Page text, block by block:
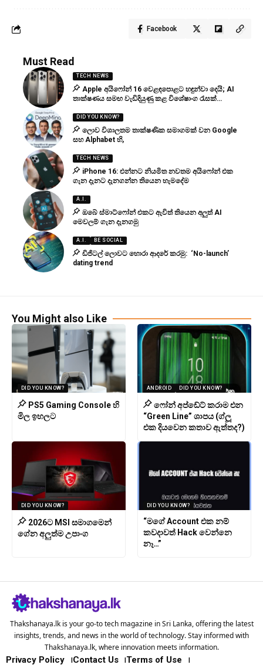
Facebook
Must Read
TECH NEWS
Apple අයිෆෝන් 16 වෙළඳපොළට හඳුන්වා දෙයි; AI
තාක්ෂණය සමඟ වැඩිදියුණු කළ විශේෂාංග රැසක්…
DID YOU KNOW?
ලොව විශාලතම තාක්ෂණික සමාගමක් වන Google
සහ Alphabet හි,
TECH NEWS
iPhone 16: එන්නට නියමිත නවතම අයිෆෝන් එක
ගැන දැනට දැනගන්න තියෙන හැමදේම
A.I.
ඔබේ ස්මාට්ෆෝන් එකට ඇවිත් තියෙන අලුත් AI
මෙවලම් ගැන දැනගමු
A.I. BE SOCIAL
ඩිජිටල් ලොවට හොරා ආදරේ කරමු: ‘No-launch’
dating trend
You Might also Like
DID YOU KNOW?
PS5 Gaming Console හි
මිල ඉහලට
ANDROID DID YOU KNOW?
ෆෝන් අප්ඩේට් කරාම එන
“Green Line” ශාපය (ග්ලූ
එක දියවෙන කතාව ඇත්තද?)
DID YOU KNOW?
2026ට MSI සමාගමෙන්
ගේන අලුත්ම උපාංග
DID YOU KNOW?
“මගේ Account එක නම්
කවදාවත් Hack වෙන්නෙ
නෑ…”
Thakshanaya.lk is your go-to tech magazine in Sri Lanka, offering the latest
insights, trends, and news in the world of technology. Stay informed with
Thakshanaya.lk, where innovation meets information.
Privacy Policy Contact Us
Terms of Use